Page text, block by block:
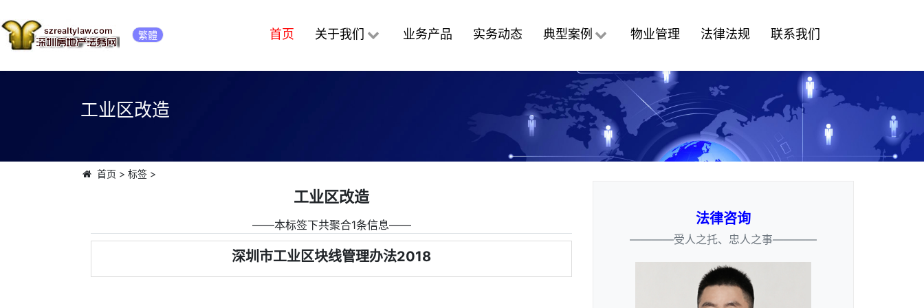
繁體 首页 关于我们 业务产品 实务动态 典型案例 物业管理 法律法规 联系我们
工业区改造
首页 > 标签>
工业区改造
――本标签下共聚合1条信息――
深圳市工业区块线管理办法2018
法律咨询
————受人之托、忠人之事————